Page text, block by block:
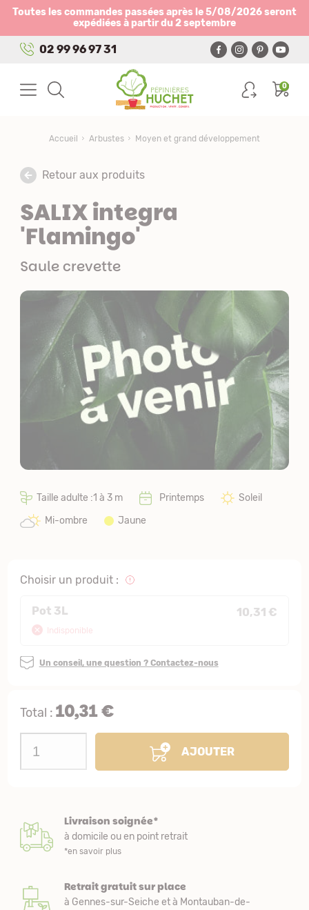
Toutes les commandes passées après le 5/08/2026 seront
expédiées à partir du 2 septembre
02 99 96 97 31
0
Accueil Arbustes Moyen et grand développement
Retour aux produits
SALIX integra
'Flamingo'
Saule crevette
Taille adulte :1 à 3 m Printemps
Soleil
Mi-ombre
Jaune
Choisir un produit :
Pot 3L 10,31 €
Indisponible
Un conseil, une question ? Contactez-nous
Total : 10,31 €
AJOUTER
Livraison soignée*
à domicile ou en point retrait
*en savoir plus
Retrait gratuit sur place
à Gennes-sur-Seiche et à Montauban-de-
Panneau de gestion des cookies